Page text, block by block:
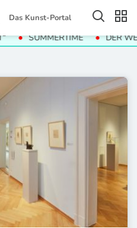
Das Kunst-Portal
SUMMERTIME DER WERT